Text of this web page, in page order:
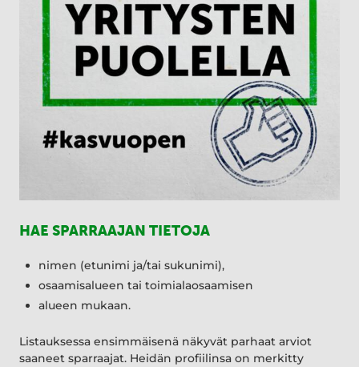
HAE SPARRAAJAN TIETOJA
nimen (etunimi ja/tai sukunimi),
osaamisalueen tai toimialaosaamisen
alueen mukaan.
Listauksessa ensimmäisenä näkyvät parhaat arviot
saaneet sparraajat. Heidän profiilinsa on merkitty